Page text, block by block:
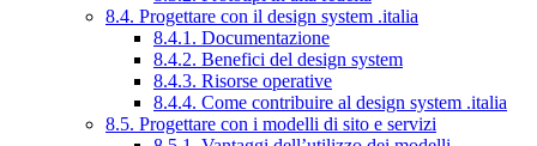
8.4. Progettare con il design system .italia
8.4.1. Documentazione
8.4.2. Benefici del design system
8.4.3. Risorse operative
8.4.4. Come contribuire al design system .italia
8.5. Progettare con i modelli di sito e servizi